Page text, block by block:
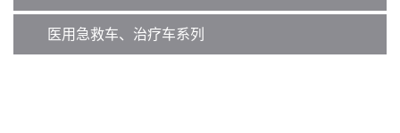
医用急救车、治疗车系列